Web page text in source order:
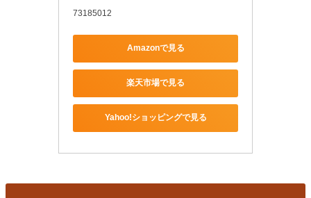
73185012
Amazonで見る
楽天市場で見る
Yahoo!ショッピングで見る